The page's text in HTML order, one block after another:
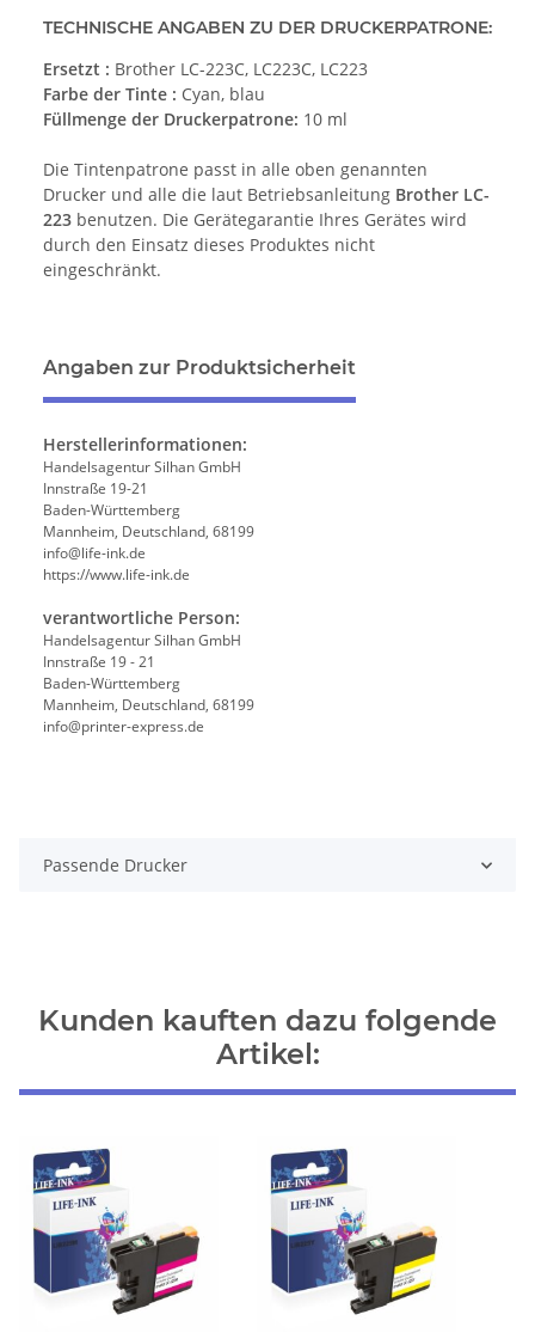
TECHNISCHE ANGABEN ZU DER DRUCKERPATRONE:
Ersetzt : Brother LC-223C, LC223C, LC223
Farbe der Tinte : Cyan, blau
Füllmenge der Druckerpatrone: 10 ml
Die Tintenpatrone passt in alle oben genannten
Drucker und alle die laut Betriebsanleitung Brother LC-
223 benutzen. Die Gerätegarantie Ihres Gerätes wird
durch den Einsatz dieses Produktes nicht
eingeschränkt.
Angaben zur Produktsicherheit
Herstellerinformationen:
Handelsagentur Silhan GmbH
Innstraße 19-21
Baden-Württemberg
Mannheim, Deutschland, 68199
info@life-ink.de
https://www.life-ink.de
verantwortliche Person:
Handelsagentur Silhan GmbH
Innstraße 19 - 21
Baden-Württemberg
Mannheim, Deutschland, 68199
info@printer-express.de
Passende Drucker
Kunden kauften dazu folgende
Artikel: